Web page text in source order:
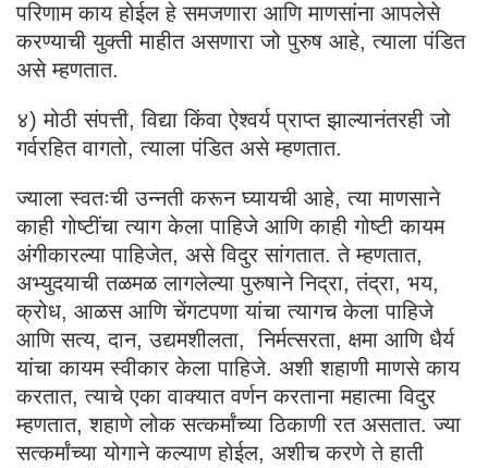
परिणाम काय होईल हे समजणारा आणि माणसांना आपलेसे
करण्याची युक्ती माहीत असणारा जो पुरुष आहे, त्याला पंडित
असे म्हणतात.
४) मोठी संपत्ती, विद्या किंवा ऐश्वर्य प्राप्त झाल्यानंतरही जो
गर्वरहित वागतो, त्याला पंडित असे म्हणतात.
ज्याला स्वतःची उन्नती करून घ्यायची आहे, त्या माणसाने
काही गोष्टींचा त्याग केला पाहिजे आणि काही गोष्टी कायम
अंगीकारल्या पाहिजेत, असे विदुर सांगतात. ते म्हणतात,
अभ्युदयाची तळमळ लागलेल्या पुरुषाने निद्रा, तंद्रा, भय,
क्रोध, आळस आणि चेंगटपणा यांचा त्यागच केला पाहिजे
आणि सत्य, दान, उद्यमशीलता, निर्मत्सरता, क्षमा आणि धैर्य
यांचा कायम स्वीकार केला पाहिजे. अशी शहाणी माणसे काय
करतात, त्याचे एका वाक्यात वर्णन करताना महात्मा विदुर
म्हणतात, शहाणे लोक सत्कर्मांच्या ठिकाणी रत असतात. ज्या
सत्कर्मांच्या योगाने कल्याण होईल, अशीच करणे ते हाती